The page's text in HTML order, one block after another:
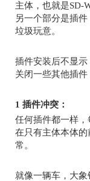
主体，也就是SD-
另一个部分是插
垃圾玩意。
插件安装后不显
关闭一些其他插件
1 插件冲突：
任何插件都一样
在只有主体本体
常。
就像一辆车，大